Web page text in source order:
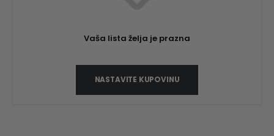
Vaša lista želja je prazna
NASTAVITE KUPOVINU